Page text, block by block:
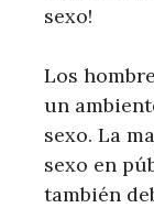
sexo!
Los
un
sexo. La
sexo en
también